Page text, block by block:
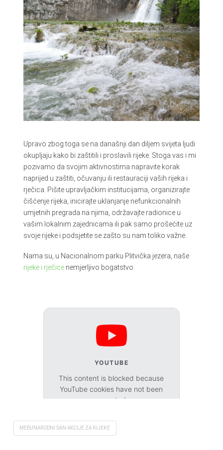
Upravo zbog toga se na današnji dan diljem svijeta ljudi
okupljaju kako bi zaštitili i proslavili rijeke. Stoga vas i mi
pozivamo da svojim aktivnostima napravite korak
naprijed u zaštiti, očuvanju ili restauraciji vaših rijeka i
rječica. Pišite upravljačkim institucijama, organizirajte
čišćenje rijeka, inicirajte uklanjanje nefunkcionalnih
umjetnih pregrada na njima, održavajte radionice u
vašim lokalnim zajednicama ili pak samo prošećite uz
svoje rijeke i podsjetite se zašto su nam toliko važne.
Nama su, u Nacionalnom parku Plitvička jezera, naše
rijeke i rječicenemjerljivo bogatstvo.
YOUTUBE
This content is blocked because
YouTube cookies have not been
accepted.
Accept cookies
MEĐUNARODNI DAN AKCIJE ZA RIJEKE